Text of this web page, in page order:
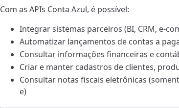
Com as APIs Conta Azul, é possível:
Integrar sistemas parceiros (BI, CRM, e-
Automatizar lançamentos de contas a
Consultar informações financeiras e
Criar e manter cadastros de clientes,
Consultar notas fiscais eletrônicas
e)